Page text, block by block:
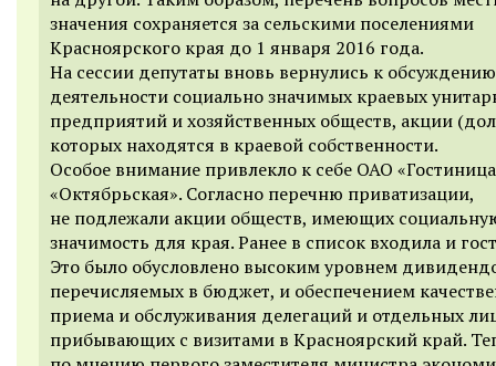
значения сохраняется за сельскими поселениями
Красноярского края до 1 января 2016 года.
На сессии депутаты вновь вернулись к обсуждению
деятельности социально значимых краевых
предприятий и хозяйственных обществ, акции
которых находятся в краевой собственности.
Особое внимание привлекло к себе ОАО «Гостиница
«Октябрьская». Согласно перечню приватизации,
не подлежали акции обществ, имеющих
значимость для края. Ранее в список входила и
Это было обусловлено высоким уровнем
перечисляемых в бюджет, и обеспечением
приема и обслуживания делегаций и отдельных
прибывающих с визитами в Красноярский край.